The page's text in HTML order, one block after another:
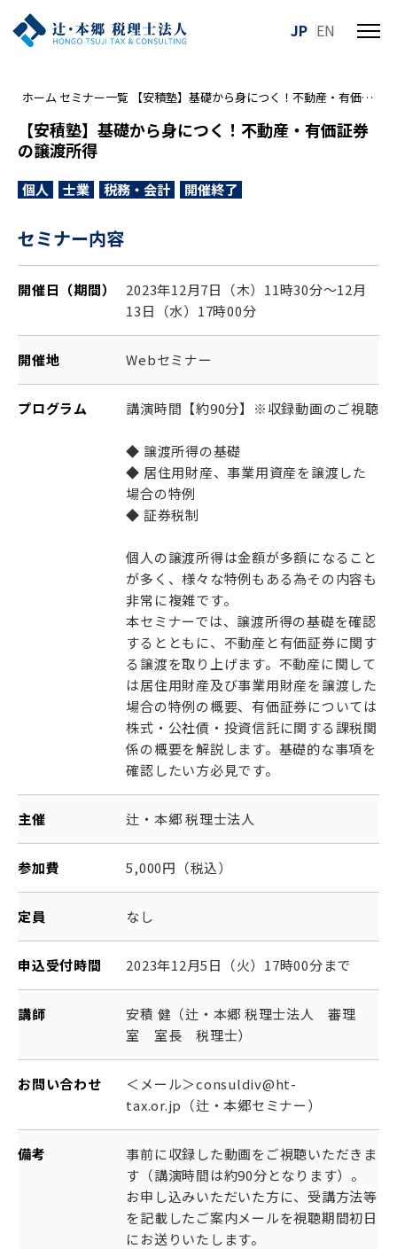
JP EN
メ
ー
ホーム セミナー一覧 【安積塾】基礎から身につく！不動産・有価証券の譲渡所得
【安積塾】基礎から身につく！不動産・有価証券
の譲渡所得
個人 士業 税務・会計 開催終了
セミナー内容
開催日（期間）
2023年12月7日（木）11時30分～12月
13日（水）17時00分
開催地 Webセミナー
プログラム 講演時間【約90分】※収録動画のご視聴
◆ 譲渡所得の基礎
◆ 居住用財産、事業用資産を譲渡した
場合の特例
◆ 証券税制
個人の譲渡所得は金額が多額になること
が多く、様々な特例もある為その内容も
非常に複雑です。
本セミナーでは、譲渡所得の基礎を確認
するとともに、不動産と有価証券に関す
る譲渡を取り上げます。不動産に関して
は居住用財産及び事業用財産を譲渡した
場合の特例の概要、有価証券については
株式・公社債・投資信託に関する課税関
係の概要を解説します。基礎的な事項を
確認したい方必見です。
主催 辻・本郷 税理士法人
参加費 5,000円（税込）
定員 なし
申込受付時間 2023年12月5日（火）17時00分まで
講師
安積 健（辻・本郷 税理士法人 審理
室 室長 税理士）
お問い合わせ
＜メール＞consuldiv@ht-
tax.or.jp（辻・本郷セミナー）
備考
事前に収録した動画をご視聴いただきま
す（講演時間は約90分となります）。
お申し込みいただいた方に、受講方法等
を記載したご案内メールを視聴期間初日
にお送りいたします。